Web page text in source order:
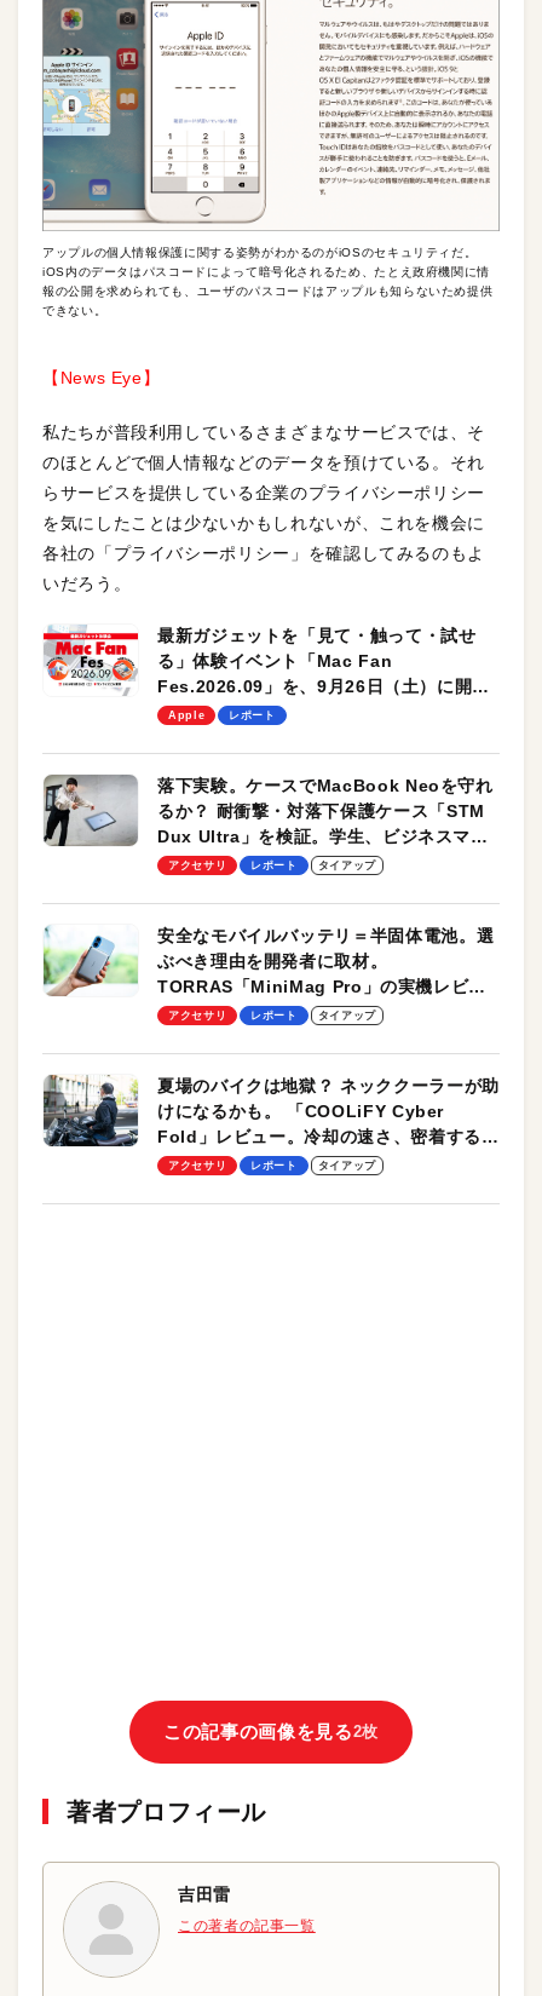
アップルの個人情報保護に関する姿勢がわかるのがiOSのセキュリティだ。
iOS内のデータはパスコードによって暗号化されるため、たとえ政府機関に情
報の公開を求められても、ユーザのパスコードはアップルも知らないため提供
できない。
【News Eye】
私たちが普段利用しているさまざまなサービスでは、そ
のほとんどで個人情報などのデータを預けている。それ
らサービスを提供している企業のプライバシーポリシー
を気にしたことは少ないかもしれないが、これを機会に
各社の「プライバシーポリシー」を確認してみるのもよ
いだろう。
最新ガジェットを「見て・触って・試せ
る」体験イベント「Mac Fan
Fes.2026.09」を、9月26日（土）に開催
します！
Apple レポート
落下実験。ケースでMacBook Neoを守れ
るか？ 耐衝撃・対落下保護ケース「STM
Dux Ultra」を検証。学生、ビジネスマン
のモバイルユースに最適！
アクセサリ レポート タイアップ
安全なモバイルバッテリ＝半固体電池。選
ぶべき理由を開発者に取材。
TORRAS「MiniMag Pro」の実機レビュ
ーも
アクセサリ レポート タイアップ
夏場のバイクは地獄？ ネッククーラーが助
けになるかも。 「COOLiFY Cyber
Fold」レビュー。冷却の速さ、密着する冷
却プレート、シンプルな操作性がグッド！
アクセサリ レポート タイアップ
この記事の画像を見る2枚
著者プロフィール
吉田雷
この著者の記事一覧